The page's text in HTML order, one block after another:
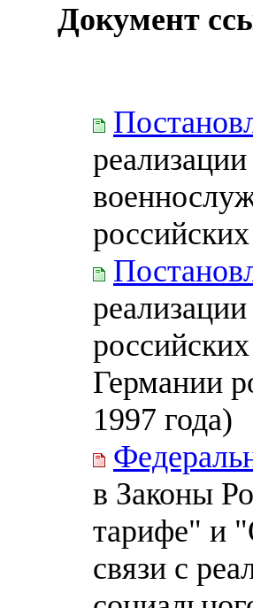
Документ
Германии
1997 года)
в Законы
тарифе" и
связи с